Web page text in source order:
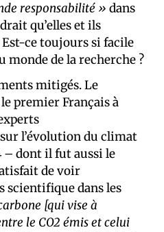
responsabilité » dans
qu’elles et ils
Est-ce toujours si facile
monde de la recherche ?
mitigés. Le
premier Français à
l’évolution du climat
– dont il fut aussi le
de voir
scientifique dans les
[qui vise à
le CO2 émis et celui